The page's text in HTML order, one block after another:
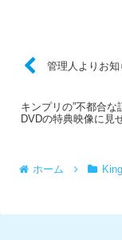
管理人よりお知
キンプリの”不都合
DVDの特典映像に見
ホーム